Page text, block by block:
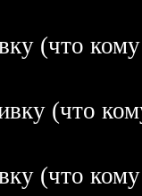
(что
(что
(что